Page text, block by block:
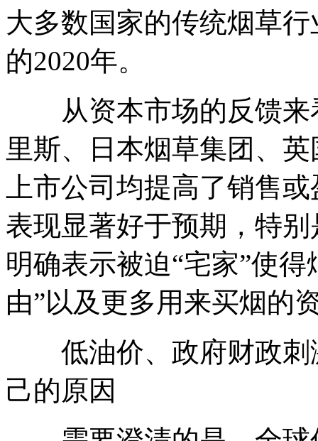
大多数国家的传统烟草
的2020年。
从资本市场的反馈来
里斯、日本烟草集团、
上市公司均提高了销售
表现显著好于预期，特
明确表示被迫“宅家”使
由”以及更多用来买烟的
低油价、政府财政刺
己的原因